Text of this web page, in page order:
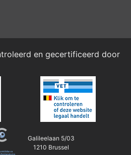
en gecertificeerd door
Galileelaan 5/03
1210 Brussel